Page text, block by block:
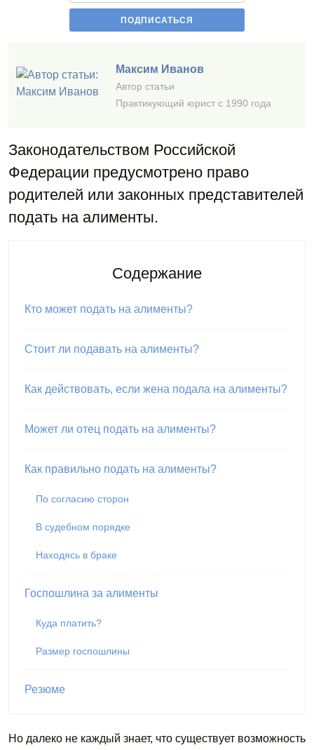
Максим Иванов
Автор статьи
Практикующий юрист с 1990 года
Законодательством Российской
Федерации предусмотрено право
родителей или законных представителей
подать на алименты.
Содержание
Кто может подать на алименты?
Стоит ли подавать на алименты?
Как действовать, если жена подала на алименты?
Может ли отец подать на алименты?
Как правильно подать на алименты?
По согласию сторон
В судебном порядке
Находясь в браке
Госпошлина за алименты
Куда платить?
Размер госпошлины
Резюме
Но далеко не каждый знает, что существует возможность